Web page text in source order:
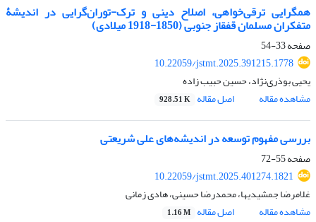
همگرایی ترقی‌خواهی، اصلاح دینی و ترک-توران‌گرایی در اندیشۀ
متفکران مسلمان قفقاز جنوبی (1850-1918 میلادی)
صفحه33-54
10.22059/jstmt.2025.391215.1778
یحیی بوذری‌نژاد، حسین حبیب زاده
مشاهده مقاله
اصل مقاله 928.51 K
بررسی مفهوم توسعه در اندیشه‌های علی شریعتی
صفحه55-72
10.22059/jstmt.2025.401274.1821
غلامرضا جمشیدیها، محمدرضا حسینی، هادی زمانی
مشاهده مقاله
اصل مقاله 1.16 M